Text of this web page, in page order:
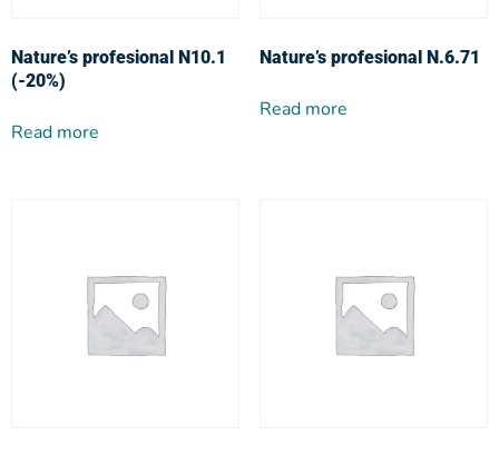
Nature’s profesional N10.1
(-20%)
Read more
Nature’s profesional N.6.71
Read more